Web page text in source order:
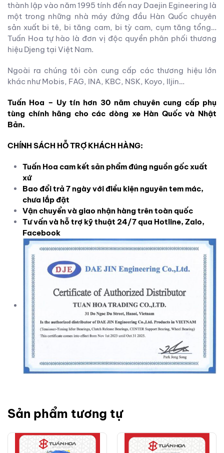
thành lập vào năm 1995 tính đến nay Daejin Egineering là
một trong những nhà máy đứng đầu Hàn Quốc chuyên
sản xuất bi tê, bi tăng cam, bi tỳ cam, cụm tăng tổng…
Tuấn Hoa tự hào là đơn vị độc quyền phân phối thương
hiệu Djeng tại Việt Nam.
Ngoài ra chúng tôi còn cung cấp các thương hiệu lớn
khác như Mobis, FAG, INA, KBC, NSK, Koyo, Iljin…
Tuấn Hoa – Uy tín hơn 30 năm chuyên cung cấp phụ
tùng chính hãng cho các dòng xe Hàn Quốc và Nhật
Bản.
CHÍNH SÁCH HỖ TRỢ KHÁCH HÀNG:
Tuấn Hoa cam kết sản phẩm đúng nguồn gốc xuất
xứ
Bao đổi trả 7 ngày với điều kiện nguyên tem mác,
chưa lắp đặt
Vận chuyển và giao nhận hàng trên toàn quốc
Tư vấn và hỗ trợ kỹ thuật 24/7 qua Hotline, Zalo,
Facebook
Sản phẩm tương tự